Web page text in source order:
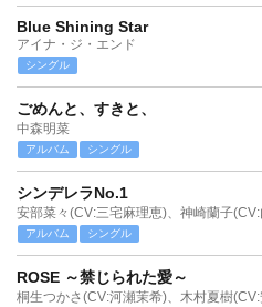
Blue Shining Star
アイナ・ジ・エンド
シングル
ごめんと、すきと、
中森明菜
アルバム シングル
シンデレラNo.1
アルバム シングル
ROSE ～禁じられた愛～
桐生つかさ(CV:河瀬茉希)、木村夏樹